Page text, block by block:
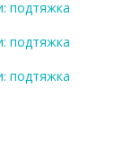
подтяжка
подтяжка
подтяжка